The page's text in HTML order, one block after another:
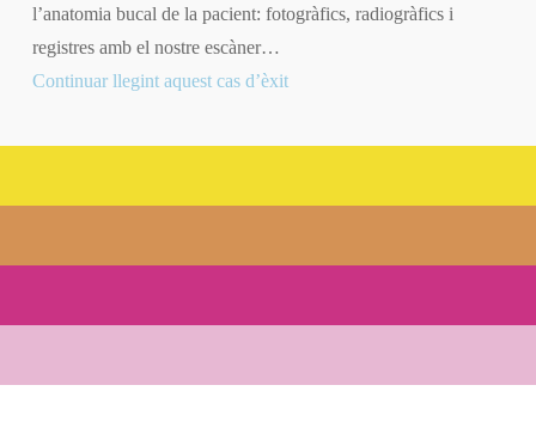
l’anatomia bucal de la pacient: fotogràfics, radiogràfics i
registres amb el nostre escàner…
Continuar llegint aquest cas d’èxit